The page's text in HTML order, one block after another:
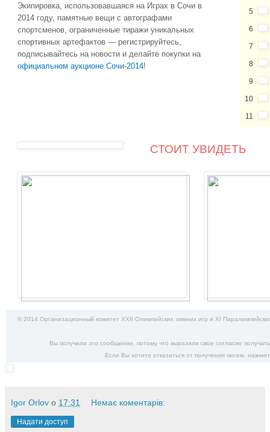
Экипировка, использовавшаяся на Играх в Сочи в
2014 году, памятные вещи с автографами
спортсменов, ограниченные тиражи уникальных
спортивных артефактов — регистрируйтесь,
подписывайтесь на новости и делайте покупки на
официальном аукционе Сочи-2014!
5
6
7
8
9
10
11
СТОИТ УВИДЕТЬ
© 2014 Организационный комитет XXII Олимпийских зимних игр и XI
Вы получили это сообщение, потому что выразили свое согласие
Если Вы хотите отказаться от получения писем,
Igor Orlov о 17:31 Немає коментарів:
Надати доступ